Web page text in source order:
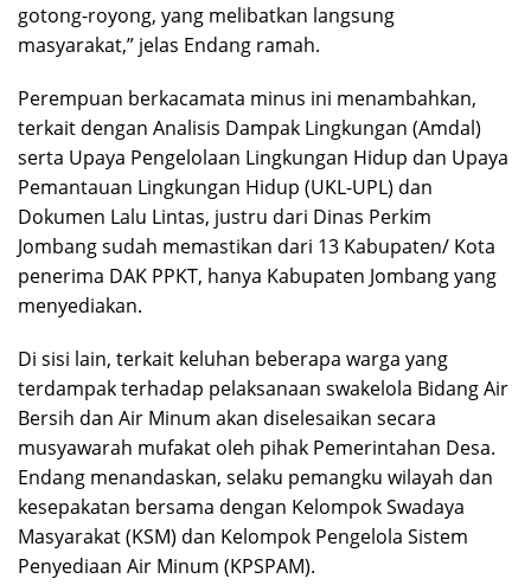
gotong-royong, yang melibatkan langsung
masyarakat,” jelas Endang ramah.
Perempuan berkacamata minus ini menambahkan,
terkait dengan Analisis Dampak Lingkungan (Amdal)
serta Upaya Pengelolaan Lingkungan Hidup dan Upaya
Pemantauan Lingkungan Hidup (UKL-UPL) dan
Dokumen Lalu Lintas, justru dari Dinas Perkim
Jombang sudah memastikan dari 13 Kabupaten/ Kota
penerima DAK PPKT, hanya Kabupaten Jombang yang
menyediakan.
Di sisi lain, terkait keluhan beberapa warga yang
terdampak terhadap pelaksanaan swakelola Bidang Air
Bersih dan Air Minum akan diselesaikan secara
musyawarah mufakat oleh pihak Pemerintahan Desa.
Endang menandaskan, selaku pemangku wilayah dan
kesepakatan bersama dengan Kelompok Swadaya
Masyarakat (KSM) dan Kelompok Pengelola Sistem
Penyediaan Air Minum (KPSPAM).